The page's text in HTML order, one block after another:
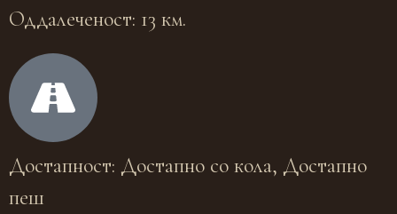
Оддалеченост: 13 км.
Достапност: Достапно со кола, Достапно
пеш